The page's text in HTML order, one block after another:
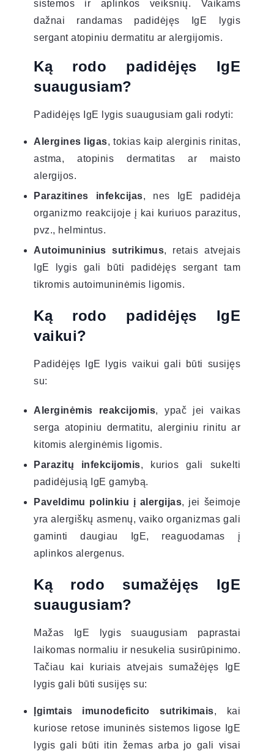
sistemos ir aplinkos veiksnių. Vaikams
dažnai randamas padidėjęs IgE lygis
sergant atopiniu dermatitu ar alergijomis.
Ką rodo padidėjęs IgE
suaugusiam?
Padidėjęs IgE lygis suaugusiam gali rodyti:
Alergines ligas, tokias kaip alerginis rinitas,
astma, atopinis dermatitas ar maisto
alergijos.
Parazitines infekcijas, nes IgE padidėja
organizmo reakcijoje į kai kuriuos parazitus,
pvz., helmintus.
Autoimuninius sutrikimus, retais atvejais
IgE lygis gali būti padidėjęs sergant tam
tikromis autoimuninėmis ligomis.
Ką rodo padidėjęs IgE
vaikui?
Padidėjęs IgE lygis vaikui gali būti susijęs
su:
Alerginėmis reakcijomis, ypač jei vaikas
serga atopiniu dermatitu, alerginiu rinitu ar
kitomis alerginėmis ligomis.
Parazitų infekcijomis, kurios gali sukelti
padidėjusią IgE gamybą.
Paveldimu polinkiu į alergijas, jei šeimoje
yra alergiškų asmenų, vaiko organizmas gali
gaminti daugiau IgE, reaguodamas į
aplinkos alergenus.
Ką rodo sumažėjęs IgE
suaugusiam?
Mažas IgE lygis suaugusiam paprastai
laikomas normaliu ir nesukelia susirūpinimo.
Tačiau kai kuriais atvejais sumažėjęs IgE
lygis gali būti susijęs su:
Įgimtais imunodeficito sutrikimais, kai
kuriose retose imuninės sistemos ligose IgE
lygis gali būti itin žemas arba jo gali visai